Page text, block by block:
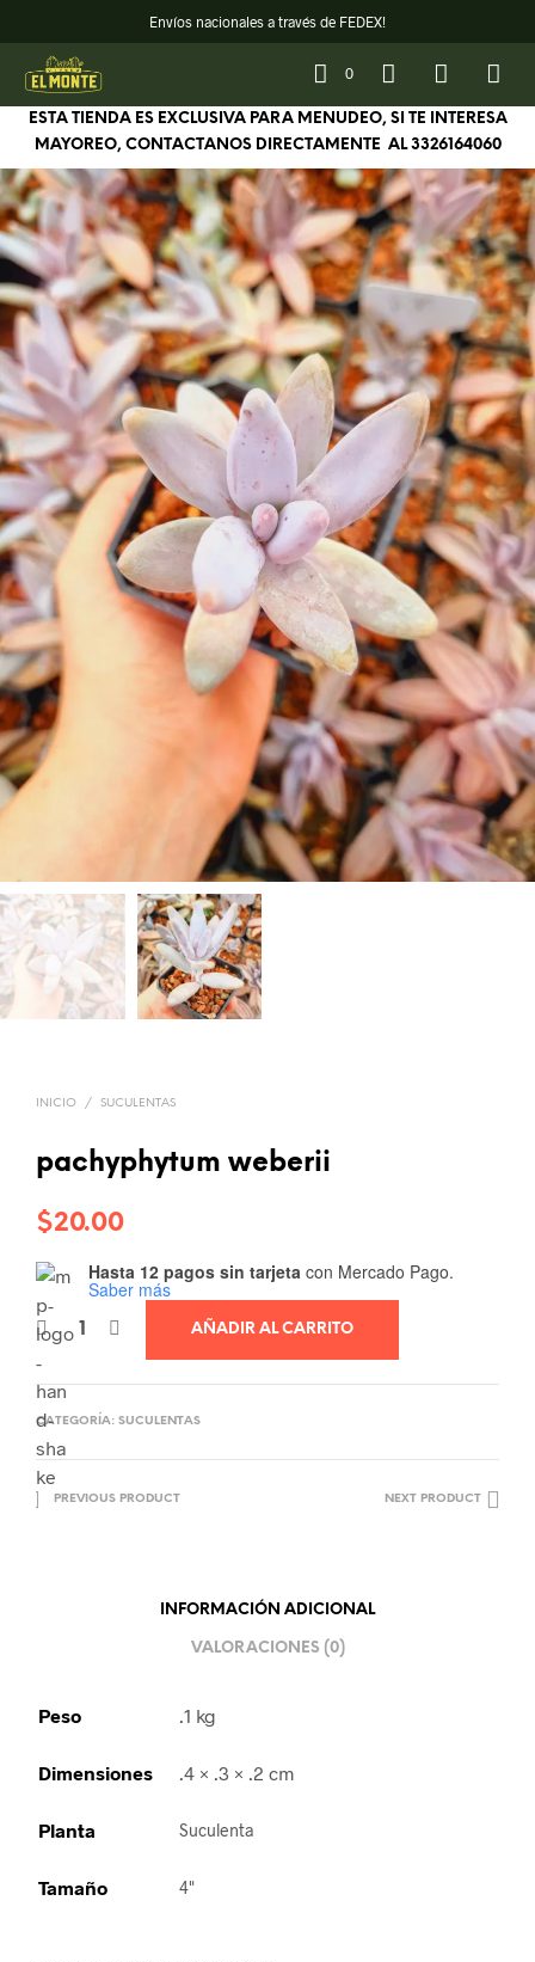
Envíos nacionales a través de FEDEX!
0
ESTA TIENDA ES EXCLUSIVA PARA MENUDEO, SI TE INTERESA
MAYOREO, CONTACTANOS DIRECTAMENTE AL3326164060
INICIO / SUCULENTAS
pachyphytum weberii
$20.00
Hasta 12 pagos sin tarjeta con Mercado Pago.
Saber más
AÑADIR AL CARRITO
CATEGORÍA: SUCULENTAS
PREVIOUS PRODUCT NEXT PRODUCT
INFORMACIÓN ADICIONAL
VALORACIONES (0)
Peso .1 kg
Dimensiones .4 × .3 × .2 cm
Planta Suculenta
Tamaño 4"